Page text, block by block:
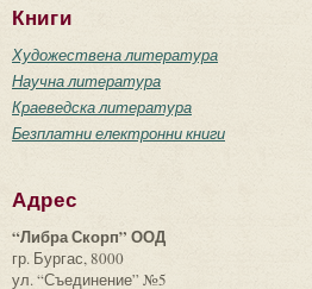
Книги
Художествена литература
Научна литература
Краеведска литература
Безплатни електронни книги
Адрес
“Либра Скорп” ООД
гр. Бургас, 8000
ул. “Съединение” №5